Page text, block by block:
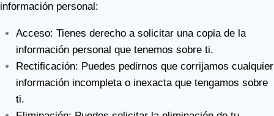
información personal:
Acceso: Tienes derecho a solicitar una copia de la
información personal que tenemos sobre ti.
Rectificación: Puedes pedirnos que corrijamos cualquier
información incompleta o inexacta que tengamos sobre
ti.